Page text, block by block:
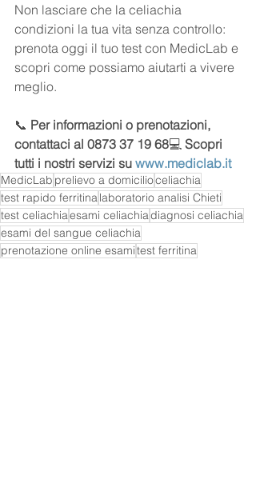
Non lasciare che la celiachia
condizioni la tua vita senza controllo:
prenota oggi il tuo test con MedicLab e
scopri come possiamo aiutarti a vivere
meglio.
📞 Per informazioni o prenotazioni,
contattaci al 0873 37 19 68💻 Scopri
tutti i nostri servizi su www.mediclab.it
MedicLab prelievo a domicilioceliachia
test rapido ferritinalaboratorio analisi Chieti
test celiachiaesami celiachiadiagnosi celiachia
esami del sangue celiachia
prenotazione online esamitest ferritina